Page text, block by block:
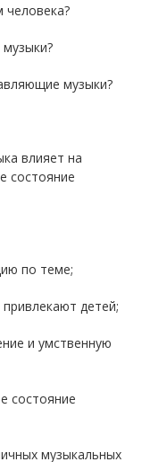
человека?
музыки?
влияет на
состояние
по теме;
детей;
и умственную
состояние
музыкальных